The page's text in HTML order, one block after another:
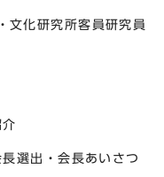
文化研究所客員研究員
出・会長あいさつ